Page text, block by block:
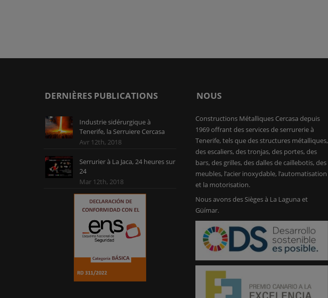
DERNIÈRES PUBLICATIONS
Industrie sidérurgique à
Tenerife, la Serruiere Cercasa
Avr 12th, 2018
Serrurier à La Jaca, 24 heures sur
24
Mar 12th, 2018
NOUS
Constructions Métalliques Cercasa depuis
1969 offrant des services de serrurerie à
Tenerife, tels que des structures métalliques,
des escaliers, des tronjas, des portes, des
bars, des grilles, des dalles de caillebotis, des
meubles, l’acier inoxydable, l’automatisation
et la motorisation.
Nous avons des Sièges à La Laguna et
Güímar.